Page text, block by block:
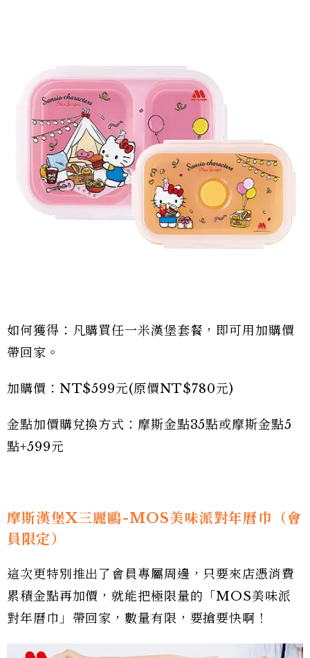
如何獲得：凡購買任一米漢堡套餐，即可用加購價
帶回家。
加購價：NT$599元(原價NT$780元)
金點加價購兌換方式：摩斯金點35點或摩斯金點5
點+599元
摩斯漢堡X三麗鷗-MOS美味派對年曆巾（會
員限定）
這次更特別推出了會員專屬周邊，只要來店憑消費
累積金點再加價，就能把極限量的「MOS美味派
對年曆巾」帶回家，數量有限，要搶要快啊！